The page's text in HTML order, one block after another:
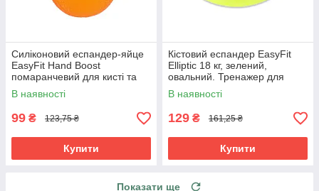
Силіконовий еспандер-яйце
EasyFit Hand Boost
помаранчевий для кисті та
пальців. Антистрес,
реабілітація, зміцнення
передпліччя.
В наявності
99 ₴ 123,75 ₴
Купити
Кістовий еспандер EasyFit
Elliptic 18 кг, зелений,
овальний. Тренажер для
сили хвату рук, силікон,
компактний.
В наявності
129 ₴ 161,25 ₴
Купити
Показати ще